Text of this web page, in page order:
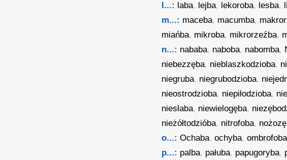
l...: laba, lejba, lekoroba, lesba,
m...: maceba, macumba,
miańba, mikroba, mikrorzeźba,
n...: nababa, naboba, nabomba,
niebezzęba, nieblaszkodzioba,
niegruba, niegrubodzioba,
nieostrodzioba, niepiłodzioba,
niesłaba, niewielogęba,
nieżółtodzióba, nitrofoba,
o...: Ochaba,ochyba,ombrofoba
p...: palba, pałuba, papugoryba,